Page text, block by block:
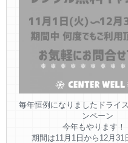
毎年恒例になりましたドライ
ンペーン
今年もやります！
期間は11月1日から12月31